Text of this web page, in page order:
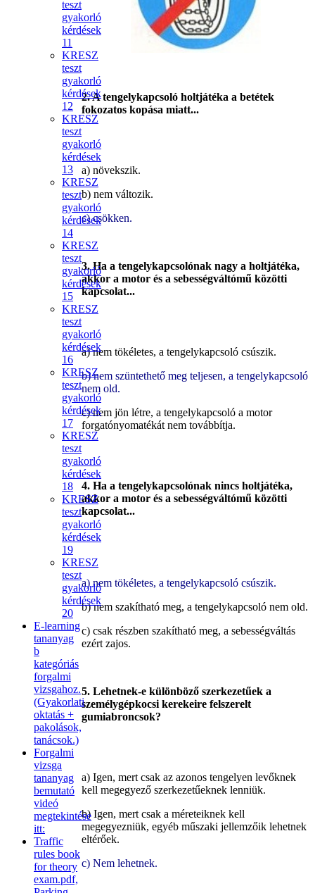
2. A tengelykapcsoló holtjátéka a betétek
fokozatos kopása miatt...
a) növekszik.
b) nem változik.
c) csökken.
3. Ha a tengelykapcsolónak nagy a holtjátéka,
akkor a motor és a sebességváltómű közötti
kapcsolat...
a) nem tökéletes, a tengelykapcsoló csúszik.
b) nem szüntethető meg teljesen, a tengelykapcsoló
nem old.
c) nem jön létre, a tengelykapcsoló a motor
forgatónyomatékát nem továbbítja.
4. Ha a tengelykapcsolónak nincs holtjátéka,
akkor a motor és a sebességváltómű közötti
kapcsolat...
a) nem tökéletes, a tengelykapcsoló csúszik.
b) nem szakítható meg, a tengelykapcsoló nem old.
c) csak részben szakítható meg, a sebességváltás
ezért zajos.
5. Lehetnek-e különböző szerkezetűek a
személygépkocsi kerekeire felszerelt
gumiabroncsok?
a) Igen, mert csak az azonos tengelyen levőknek
kell megegyező szerkezetűeknek lenniük.
b) Igen, mert csak a méreteiknek kell
megegyezniük, egyéb műszaki jellemzőik lehetnek
eltérőek.
c) Nem lehetnek.
teszt
gyakorló
kérdések
11
KRESZ
teszt
gyakorló
kérdések
12
KRESZ
teszt
gyakorló
kérdések
13
KRESZ
teszt
gyakorló
kérdések
14
KRESZ
teszt
gyakorló
kérdések
15
KRESZ
teszt
gyakorló
kérdések
16
KRESZ
teszt
gyakorló
kérdések
17
KRESZ
teszt
gyakorló
kérdések
18
KRESZ
teszt
gyakorló
kérdések
19
KRESZ
teszt
gyakorló
kérdések
20
E-learning
tananyag
b
kategóriás
forgalmi
vizsgahoz.
(Gyakorlati
oktatás +
pakolások,
tanácsok.)
Forgalmi
vizsga
tananyag
bemutató
videó
megtekintése
itt:
Traffic
rules book
for theory
exam.pdf,